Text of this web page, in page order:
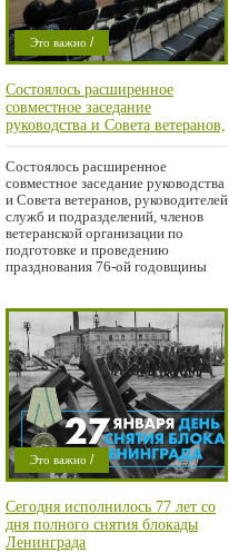
Это важно /
Проишествие/
Город
Состоялось расширенное
совместное заседание
руководства и Совета ветеранов,
Состоялось расширенное
совместное заседание руководства
и Совета ветеранов, руководителей
служб и подразделений, членов
ветеранской организации по
подготовке и проведению
празднования 76-ой годовщины
Это важно /
Мысли в слух/
Проишествие
Сегодня исполнилось 77 лет со
дня полного снятия блокады
Ленинграда